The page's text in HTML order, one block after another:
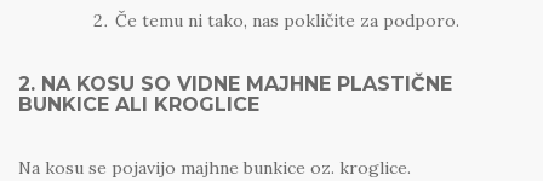
Če temu ni tako, nas pokličite za podporo.
2. NA KOSU SO VIDNE MAJHNE PLASTIČNE
BUNKICE ALI KROGLICE
Na kosu se pojavijo majhne bunkice oz. kroglice.